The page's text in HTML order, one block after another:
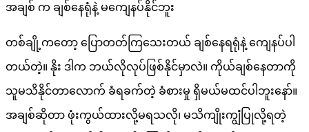
အချစ် က ချစ်နေရုံနဲ့ မကျေနပ်နိုင်ဘူး
တစ်ချို့ကတော့ ပြောတတ်ကြသေးတယ် ချစ်နေရရုံနဲ့ ကျေနပ်ပါ
တယ်တဲ့။ နိုး ဒါက ဘယ်လိုလုပ်ဖြစ်နိုင်မှာလဲ။ ကိုယ်ချစ်နေတာကို
သူမသိနိုင်တာလောက် ခံရခက်တဲ့ ခံစားမှု ရှိမယ်မထင်ပါဘူးနော်။
အချစ်ဆိုတာ ဖုံးကွယ်ထားလို့မရသလို၊ မသိကျိုးကျွံပြုလို့ရတဲ့